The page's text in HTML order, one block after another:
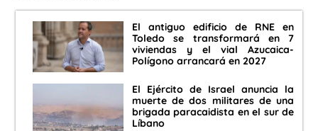
El antiguo edificio de RNE en
Toledo se transformará en 7
viviendas y el vial Azucaica-
Polígono arrancará en 2027
El Ejército de Israel anuncia la
muerte de dos militares de una
brigada paracaidista en el sur de
Líbano